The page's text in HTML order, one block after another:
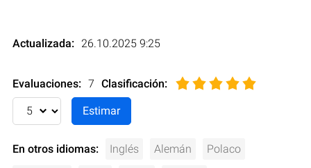
Actualizada: 26.10.2025 9:25
Evaluaciones: 7 Clasificación:
En otros idiomas: Inglés Alemán Polaco